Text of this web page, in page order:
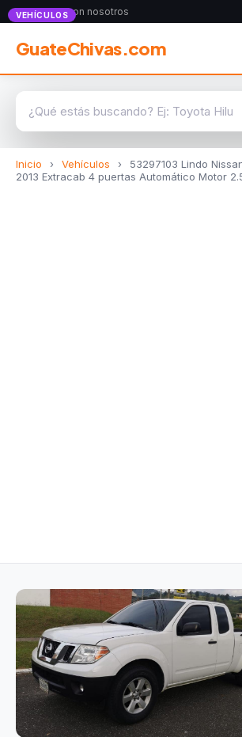
Anunciate con nosotros
GuateChivas.com
Inicio › Vehículos ›
53297103 Lindo
2013 Extracab 4 puertas Automático Motor
VEHÍCULOS